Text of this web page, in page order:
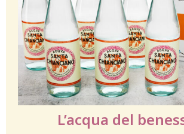
L’acqua del